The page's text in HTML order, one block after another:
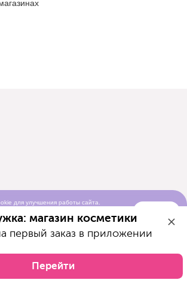
для улучшения работы сайта.
магазин косметики
первый заказ в приложении
Перейти